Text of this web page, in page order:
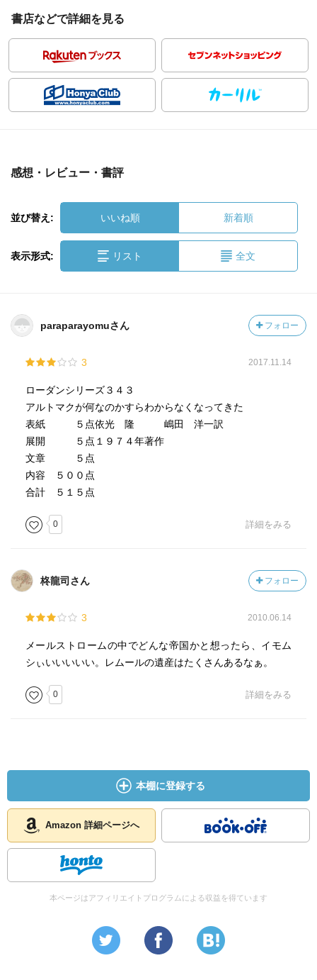
書店などで詳細を見る
感想・レビュー・書評
並び替え: いいね順 新着順
表示形式: リスト 全文
paraparayomuさん フォロー
3 2017.11.14
ローダンシリーズ３４３
アルトマクが何なのかすらわからなくなってきた
表紙 ５点依光 隆 嶋田 洋一訳
展開 ５点１９７４年著作
文章 ５点
内容 ５００点
合計 ５１５点
0 詳細をみる
柊龍司さん フォロー
3 2010.06.14
メールストロームの中でどんな帝国かと想ったら、イモム
シぃいいいいい。レムールの遺産はたくさんあるなぁ。
0 詳細をみる
本棚に登録する
Amazon 詳細ページへ
本ページはアフィリエイトプログラムによる収益を得ています